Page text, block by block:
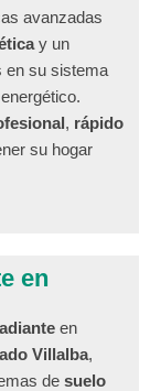
avanzadas
y un
en su sistema
, rápido
su hogar
en
en
Villalba,
de suelo